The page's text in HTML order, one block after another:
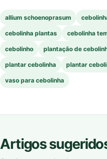
allium schoenoprasum
cebolinha plantas cebolinha
cebolinho plantação de
plantar cebolinha plantar
vaso para cebolinha
Artigos